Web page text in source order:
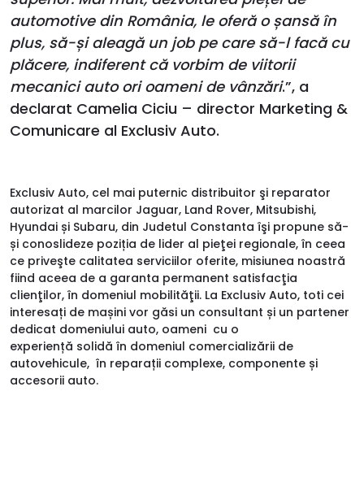
automotive din România, le oferă o șansă în
plus, să-și aleagă un job pe care să-l facă cu
plăcere, indiferent că vorbim de viitorii
mecanici auto ori oameni de vânzări.”, a
declarat Camelia Ciciu – director Marketing &
Comunicare al Exclusiv Auto.
Exclusiv Auto, cel mai puternic distribuitor şi reparator
autorizat al marcilor Jaguar, Land Rover, Mitsubishi,
Hyundai și Subaru, din Judetul Constanta îşi propune să-
și conoslideze poziția de lider al pieţei regionale, în ceea
ce priveşte calitatea serviciilor oferite, misiunea noastră
fiind aceea de a garanta permanent satisfacţia
clienţilor, în domeniul mobilităţii. La Exclusiv Auto, toti cei
interesați de mașini vor găsi un consultant și un partener
dedicat domeniului auto, oameni cu o
experiență solidă în domeniul comercializării de
autovehicule, în reparații complexe, componente și
accesorii auto.